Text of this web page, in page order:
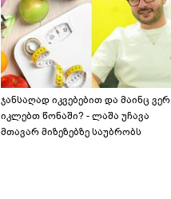
ჯანსაღად იკვებებით და მაინც ვერ
იკლებთ წონაში? - ლაშა უჩავა
მთავარ მიზეზებზე საუბრობს